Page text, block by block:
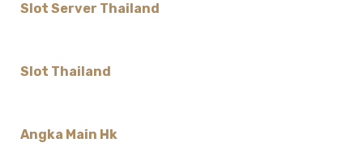
Slot Server Thailand
Slot Thailand
Angka Main Hk